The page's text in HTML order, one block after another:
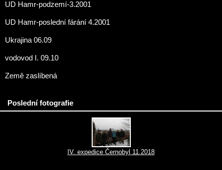
UD Hamr-podzemí-3.2001
UD Hamr-poslední fárání 4.2001
Ukrajina 06.09
vodovod I. 09.10
Země zaslíbená
Poslední fotografie
IV. expedice Černobyl 11.2018